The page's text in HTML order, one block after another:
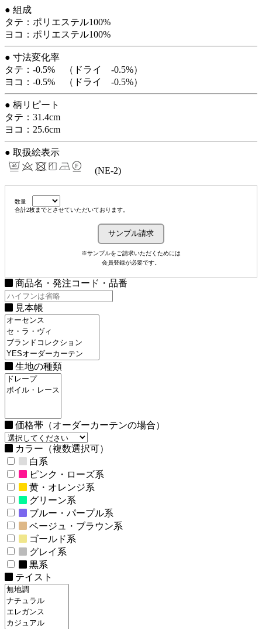
● 組成
タテ：ポリエステル100%
ヨコ：ポリエステル100%
● 寸法変化率
タテ：-0.5% （ドライ -0.5%）
ヨコ：-0.5% （ドライ -0.5%）
● 柄リピート
タテ：31.4cm
ヨコ：25.6cm
● 取扱絵表示
(NE-2)
数量
合計2枚までとさせていただいております。
※サンプルをご請求いただくためには
会員登録が必要です。
商品名・発注コード・品番
見本帳
生地の種類
価格帯（オーダーカーテンの場合）
カラー（複数選択可）
白系
ピンク・ローズ系
黄・オレンジ系
グリーン系
ブルー・パープル系
ベージュ・ブラウン系
ゴールド系
グレイ系
黒系
テイスト